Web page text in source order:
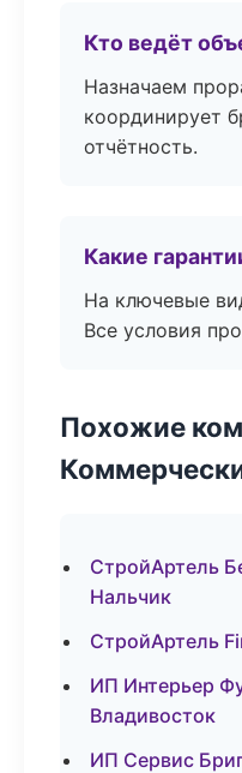
Кто ведёт
Назначаем
координирует
отчётность.
Какие
На ключевые
Все условия
Похожие
СтройАртель
Нальчик
СтройАртель
ИП Интерьер
Владивосток
ИП Сервис